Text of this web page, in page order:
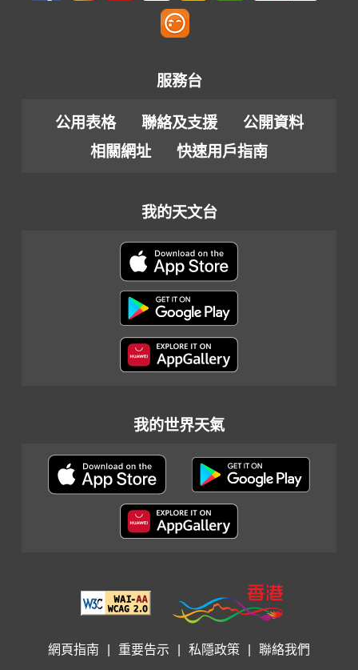
服務台
公用表格 聯絡及支援
公開資料
相關網址
快速用戶指南
我的天文台
我的世界天氣
網頁指南 重要告示 私隱政策 聯絡我們